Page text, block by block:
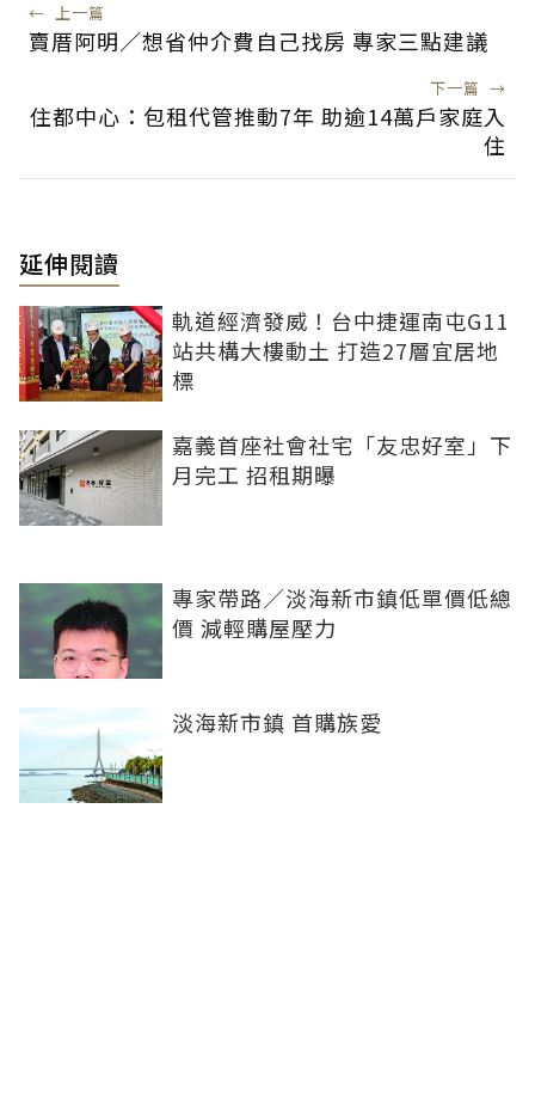
← 上一篇
賣厝阿明／想省仲介費自己找房 專家三點建議
下一篇 →
住都中心：包租代管推動7年 助逾14萬戶家庭入
住
延伸閱讀
軌道經濟發威！台中捷運南屯G11
站共構大樓動土 打造27層宜居地
標
嘉義首座社會社宅「友忠好室」下
月完工 招租期曝
專家帶路／淡海新市鎮低單價低總
價 減輕購屋壓力
淡海新市鎮 首購族愛